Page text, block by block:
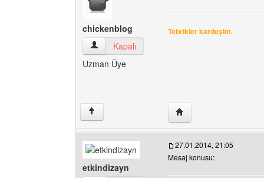
chickenblog
chickenblog Kullanıcının profilini görüntüle
Kapalı
Uzman Üye
Tebrikler kardeşim.
↑ Yazarın web sitesini
etkindizayn
27.01.2014, 21:05
Mesaj konusu: